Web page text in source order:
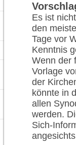
Es ist
den
Tage vor
Kenntnis
Wenn der
Vorlage
der
könnte in
allen
werden.
Sich-